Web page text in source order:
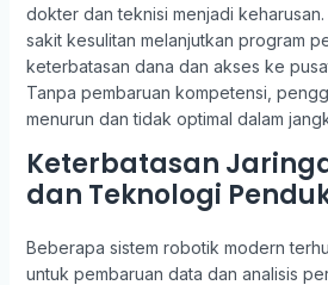
dokter dan teknisi menjadi keharusan.
sakit kesulitan melanjutkan program
keterbatasan dana dan akses ke
Tanpa pembaruan kompetensi,
menurun dan tidak optimal dalam
Keterbatasan
dan Teknologi
Beberapa sistem robotik modern
untuk pembaruan data dan analisis